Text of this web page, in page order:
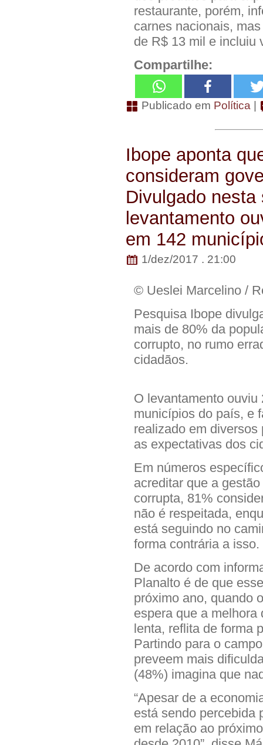
restaurante, porém,
carnes nacionais,
de R$ 13 mil e incluiu
Compartilhe:
Publicado em Política |
Ibope aponta
consideram
Divulgado nesta
levantamento
em 142
1/dez/2017 . 21:00
© Ueslei Marcelino /
Pesquisa Ibope
mais de 80% da
corrupto, no rumo
cidadãos.
O levantamento
municípios do país, e
realizado em
as expectativas dos
Em números
acreditar que a
corrupta, 81%
não é respeitada,
está seguindo no
forma contrária a isso.
De acordo com
Planalto é de que
próximo ano, quando
espera que a
lenta, reflita de forma
Partindo para o
preveem mais
(48%) imagina que
“Apesar de a
está sendo percebida
em relação ao